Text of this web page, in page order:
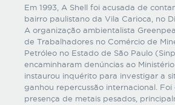
Em 1993, A Shell foi acusada de
bairro paulistano da Vila Carioca, no
A organização ambientalista
de Trabalhadores no Comércio de
Petróleo no Estado de São Paulo
encaminharam denúncias ao
instaurou inquérito para investigar a
ganhou repercussão internacional.
presença de metais pesados,